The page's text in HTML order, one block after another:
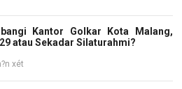
Kantor Golkar Kota Malang,
atau Sekadar Silaturahmi?
xét